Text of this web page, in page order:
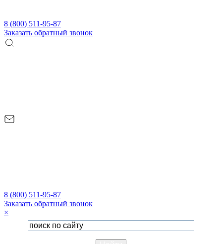
8 (800) 511-95-87
Заказать обратный звонок
8 (800) 511-95-87
Заказать обратный звонок
×